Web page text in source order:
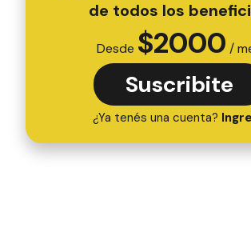
de todos los
Desde $2000 /
Suscribite
¿Ya tenés una cuenta?